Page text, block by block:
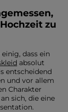
zu
dass ein
absolut
entscheidend
und vor allem
Charakter
sich, die eine